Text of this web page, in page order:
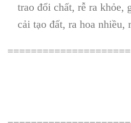
trao đổi chất, rễ ra khỏe,
cải tạo đất, ra hoa nhiều,